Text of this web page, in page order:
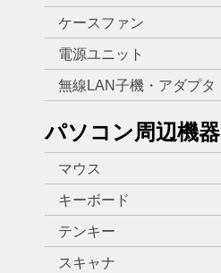
ケースファン
電源ユニット
無線LAN子機・アダプタ
パソコン周辺機器
マウス
キーボード
テンキー
スキャナ